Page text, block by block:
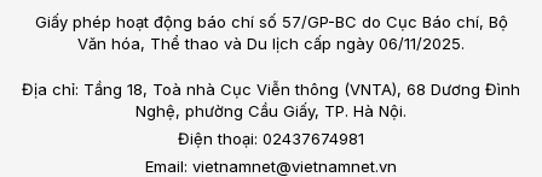
Giấy phép hoạt động báo chí số 57/GP-BC do Cục Báo chí, Bộ
Văn hóa, Thể thao và Du lịch cấp ngày 06/11/2025.
Địa chỉ: Tầng 18, Toà nhà Cục Viễn thông (VNTA), 68 Dương Đình
Nghệ, phường Cầu Giấy, TP. Hà Nội.
Điện thoại: 02437674981
Email: vietnamnet@vietnamnet.vn